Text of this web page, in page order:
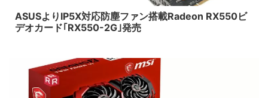
ASUSよりIP5X対応防塵ファン搭載Radeon RX550ビ
デオカード｢RX550-2G｣発売